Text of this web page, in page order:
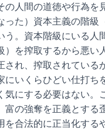
の人間の道徳や行為を
った）資本主義の階級
う。資本階級にいる人
）を搾取するから悪い
され、搾取されている
にいくらひどい仕打ち
気にする必要はない。
富の強奪を正義とする
を合法的に正当化する